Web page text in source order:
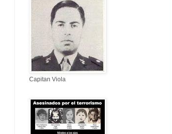
Capitan Viola